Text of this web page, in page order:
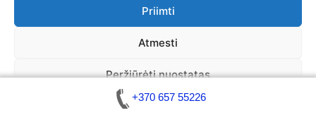
Priimti
Atmesti
Peržiūrėti nuostatas
Bendra kontaktinė informacija
Bendra kontaktinė informacija
Kontaktai
Copyright © 2026 Automobilių atrakinimas / Raktų gamyba
+370 657 55226